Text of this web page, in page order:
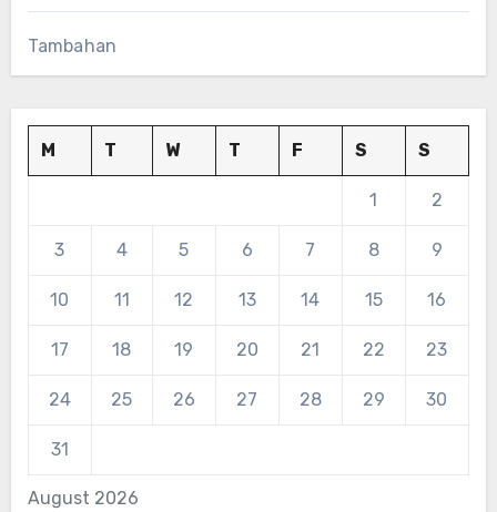
Tambahan
August 2026
M T W T F S S
1 2
3 4 5 6 7 8 9
10 11 12 13 14 15 16
17 18 19 20 21 22 23
24 25 26 27 28 29 30
31